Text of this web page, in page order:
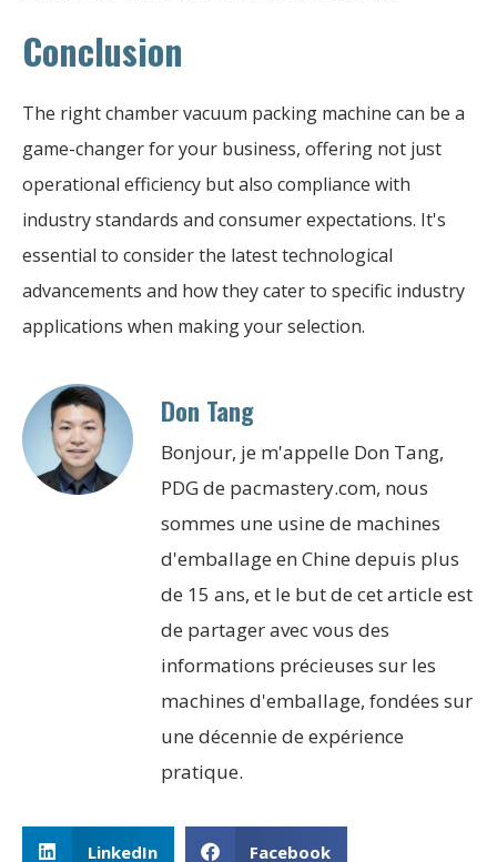
Conclusion
The right chamber vacuum packing machine can be a
game-changer for your business, offering not just
operational efficiency but also compliance with
industry standards and consumer expectations. It's
essential to consider the latest technological
advancements and how they cater to specific industry
applications when making your selection.
Don Tang
Bonjour, je m'appelle Don Tang,
PDG de pacmastery.com, nous
sommes une usine de machines
d'emballage en Chine depuis plus
de 15 ans, et le but de cet article est
de partager avec vous des
informations précieuses sur les
machines d'emballage, fondées sur
une décennie de expérience
pratique.
LinkedIn Facebook